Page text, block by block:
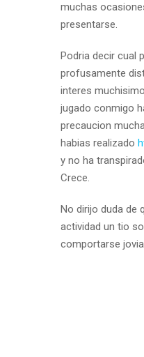
muchas
presentarse.
Podria decir cual
profusamente
interes
jugado conmigo
precaucion
habias realizado
y no ha
Crece.
No dirijo duda de
actividad un tio
comportarse